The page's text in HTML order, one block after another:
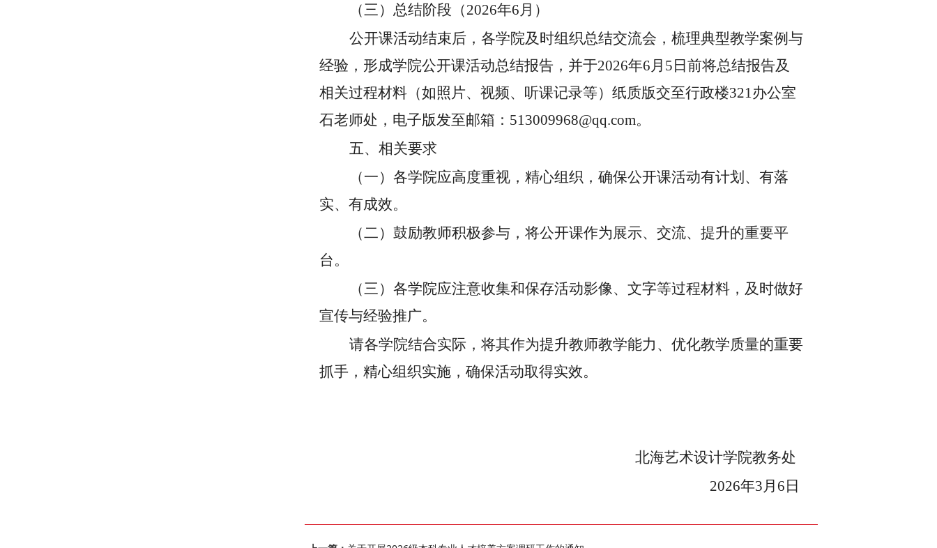
（三）总结阶段（2026年6月）
公开课活动结束后，各学院及时组织总结交流会，梳理典型教学案例与
经验，形成学院公开课活动总结报告，并于2026年6月5日前将总结报告及
相关过程材料（如照片、视频、听课记录等）纸质版交至行政楼321办公室
石老师处，电子版发至邮箱： 513009968@qq.com。
五、 相关要求
（一） 各学院应高度重视，精心组织，确保公开课活动有计划、有落
实、有成效。
（二） 鼓励教师积极参与，将公开课作为展示、交流、提升的重要平
台。
（三） 各学院应注意收集和保存活动影像、文字等过程材料，及时做好
宣传与经验推广。
请各学院结合实际，将其作为提升教师教学能力、优化教学质量的重要
抓手，精心组织实施，确保活动取得实效。
北海艺术设计学院教务处
2026年3月 6 日